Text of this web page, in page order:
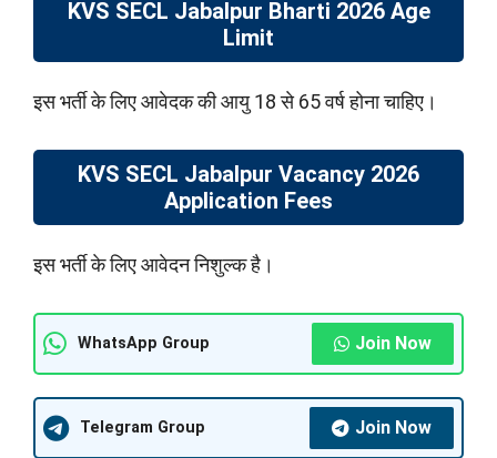
KVS SECL Jabalpur Bharti 2026 Age
Limit
इस भर्ती के लिए आवेदक की आयु 18 से 65 वर्ष होना चाहिए।
KVS SECL Jabalpur Vacancy 2026
Application Fees
इस भर्ती के लिए आवेदन निशुल्क है।
WhatsApp Group Join Now
Telegram Group Join Now